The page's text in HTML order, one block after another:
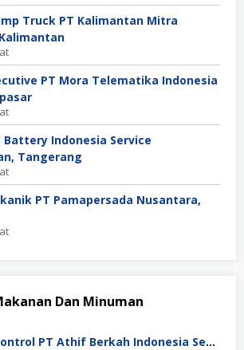
Truck PT Kalimantan Mitra
PT Mora Telematika Indonesia
Battery Indonesia Service
Tangerang
PT Pamapersada Nusantara,
Dan Minuman
Quality Control PT Athif Berkah Indonesia Semarang